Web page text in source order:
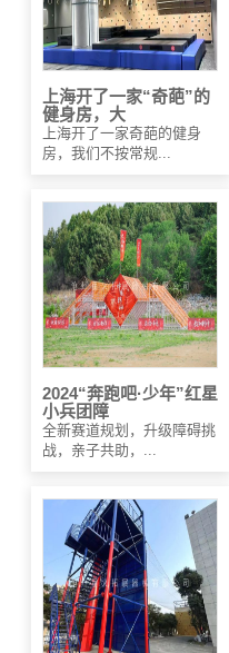
上海开了一家“奇葩”的
健身房，大
上海开了一家奇葩的健身
房，我们不按常规...
2024“奔跑吧·少年”红星
小兵团障
全新赛道规划，升级障碍挑
战，亲子共助，...